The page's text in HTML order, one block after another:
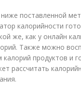
ниже поставленной
калорийности
же, как у онлайн
Также можно
калорий продуктов и
рассчитать